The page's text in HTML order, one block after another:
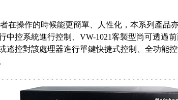
在操作的時候能更簡單、人性化，本系列產品
中控系統進行控制、VW-1021客製型尚可透過
遙控對該處理器進行單鍵快捷式控制、全功能